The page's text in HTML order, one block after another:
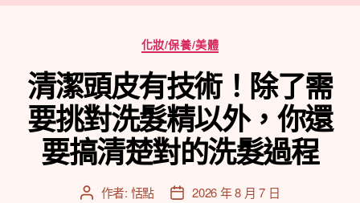
分
類
化妝/保養/美體
清潔頭皮有技術！除了需
要挑對洗髮精以外，你還
要搞清楚對的洗髮過程
文 作者: 恬點
文 2026 年 8 月 7 日